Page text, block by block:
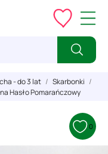
- do 3 lat
Skarbonki
Hasło Pomarańczowy
0